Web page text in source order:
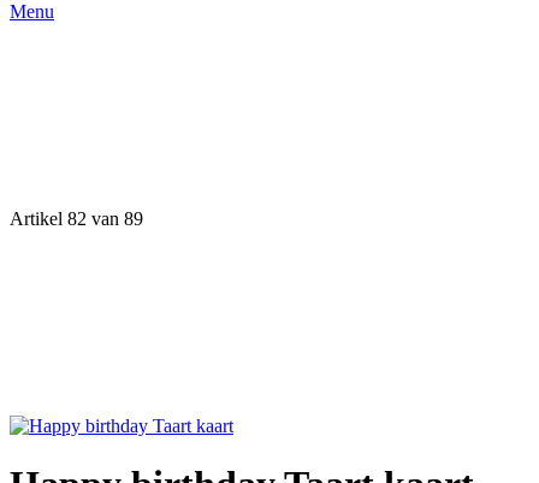
Menu
Artikel 82 van 89